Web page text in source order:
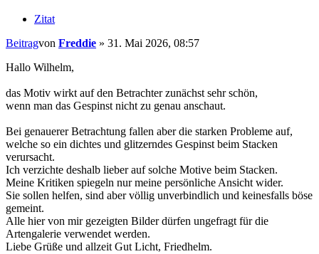
Zitat
Beitragvon Freddie » 31. Mai 2026, 08:57
Hallo Wilhelm,
das Motiv wirkt auf den Betrachter zunächst sehr schön,
wenn man das Gespinst nicht zu genau anschaut.
Bei genauerer Betrachtung fallen aber die starken Probleme auf,
welche so ein dichtes und glitzerndes Gespinst beim Stacken
verursacht.
Ich verzichte deshalb lieber auf solche Motive beim Stacken.
Meine Kritiken spiegeln nur meine persönliche Ansicht wider.
Sie sollen helfen, sind aber völlig unverbindlich und keinesfalls böse
gemeint.
Alle hier von mir gezeigten Bilder dürfen ungefragt für die
Artengalerie verwendet werden.
Liebe Grüße und allzeit Gut Licht, Friedhelm.